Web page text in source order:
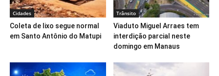
Cidades
Coleta de lixo segue normal
em Santo Antônio do Matupi
Trânsito
Viaduto Miguel Arraes tem
interdição parcial neste
domingo em Manaus